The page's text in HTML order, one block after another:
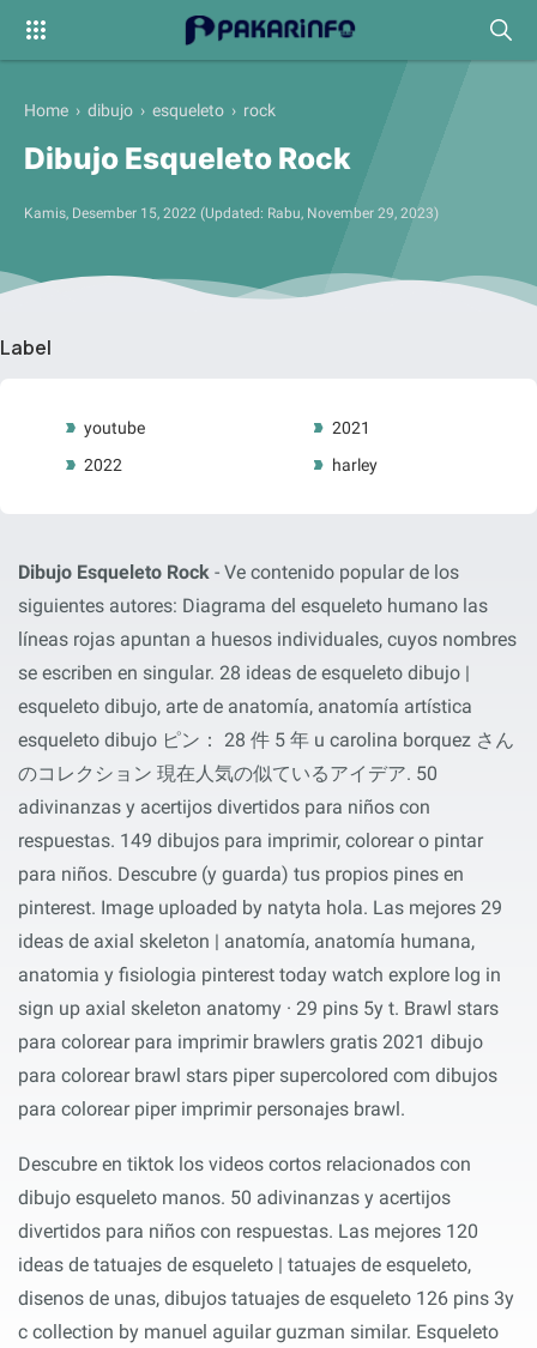
Label
youtube
2021
2022
harley
Home › dibujo › esqueleto › rock
Dibujo Esqueleto Rock
Kamis, Desember 15, 2022 (Updated: Rabu, November 29, 2023)
Dibujo Esqueleto Rock - Ve contenido popular de los
siguientes autores: Diagrama del esqueleto humano las
líneas rojas apuntan a huesos individuales, cuyos nombres
se escriben en singular. 28 ideas de esqueleto dibujo |
esqueleto dibujo, arte de anatomía, anatomía artística
esqueleto dibujo ピン： 28 件 5 年 u carolina borquez さん
のコレクション 現在人気の似ているアイデア. 50
adivinanzas y acertijos divertidos para niños con
respuestas. 149 dibujos para imprimir, colorear o pintar
para niños. Descubre (y guarda) tus propios pines en
pinterest. Image uploaded by natyta hola. Las mejores 29
ideas de axial skeleton | anatomía, anatomía humana,
anatomia y fisiologia pinterest today watch explore log in
sign up axial skeleton anatomy · 29 pins 5y t. Brawl stars
para colorear para imprimir brawlers gratis 2021 dibujo
para colorear brawl stars piper supercolored com dibujos
para colorear piper imprimir personajes brawl.
Descubre en tiktok los videos cortos relacionados con
dibujo esqueleto manos. 50 adivinanzas y acertijos
divertidos para niños con respuestas. Las mejores 120
ideas de tatuajes de esqueleto | tatuajes de esqueleto,
disenos de unas, dibujos tatuajes de esqueleto 126 pins 3y
c collection by manuel aguilar guzman similar. Esqueleto